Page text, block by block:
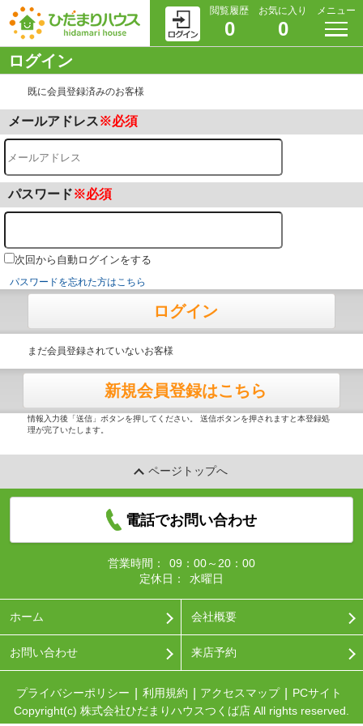
閲覧履歴
0
お気に入り
0
メニュー
ログイン
既に会員登録済みのお客様
メールアドレス※必須
パスワード※必須
次回から自動ログインをする
パスワードを忘れた方はこちら
ログイン
まだ会員登録されていないお客様
新規会員登録はこちら
情報入力後「送信」ボタンを押してください。 送信ボタンを押されますと本登録処
理が完了いたします。
ページトップへ
電話でお問い合わせ
営業時間：
09：00～20：00
定休日：
水曜日
ホーム 会社概要
お問い合わせ 来店予約
プライバシーポリシー 利用規約 アクセスマップ
PCサイト
Copyright(c) 株式会社ひだまりハウスつくば店 All rights reserved.